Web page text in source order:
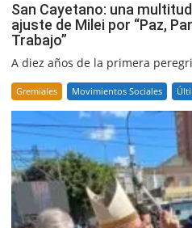
San Cayetano: una
ajuste de Milei por “Paz,
Trabajo”
A diez años de la primera
Gremiales Movimientos Sociales